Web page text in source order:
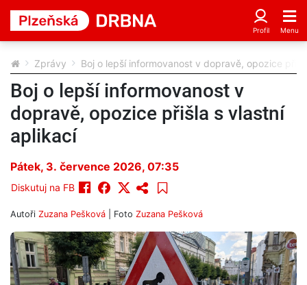
Zprávy Boj o lepší informovanost v dopravě, opozice
Boj o lepší informovanost v
dopravě, opozice přišla s vlastní
aplikací
Pátek, 3. července 2026, 07:35
Diskutuj na FB
Autoři Zuzana Pešková | Foto Zuzana Pešková